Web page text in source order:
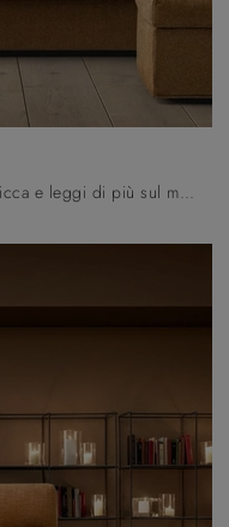
Se vuoi divani per salotti moderni, clicca e leggi di più sul modello Climb in tessuto dell'azienda Samoa.